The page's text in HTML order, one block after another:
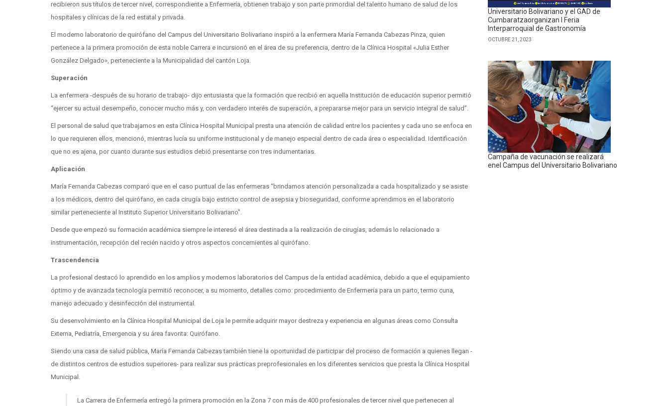
recibieron sus títulos de tercer nivel, correspondiente a Enfermería, obtienen trabajo y son parte primordial del talento humano de salud de los
hospitales y clínicas de la red estatal y privada.
El moderno laboratorio de quirófano del Campus del Universitario Bolivariano inspiró a la enfermera María Fernanda Cabezas Pinza, quien
pertenece a la primera promoción de esta noble Carrera e incursionó en el área de su preferencia, dentro de la Clínica Hospital «Julia Esther
González Delgado», perteneciente a la Municipalidad del cantón Loja.
Superación
La enfermera -después de su horario de trabajo- dijo entusiasta que la formación que recibió en aquella Institución de educación superior permitió
“ejercer su actual desempeño, conocer mucho más y, con verdadero interés de superación, a prepararse mejor para un servicio integral de salud”.
El personal de salud que trabajamos en esta Clínica Hospital Municipal presta una atención de calidad entre los pacientes y cada uno se enfoca en
lo que requieren ellos, mencionó, mientras lucía su uniforme institucional y de manejo especial dentro de cada área o especialidad. Identificación
que no es ajena, por cuanto durante sus estudios debió presentarse con tres indumentarias.
Aplicación
María Fernanda Cabezas comparó que en el caso puntual de las enfermeras “brindamos atención personalizada a cada hospitalizado y se asiste
a los médicos, dentro del quirófano, en cada cirugía bajo estricto control de asepsia y bioseguridad, conforme aprendimos en el laboratorio
similar perteneciente al Instituto Superior Universitario Bolivariano”.
Desde que empezó su formación académica siempre le interesó el área destinada a la realización de cirugías, además lo relacionado a
instrumentación, recepción del recién nacido y otros aspectos concernientes al quirófano.
Trascendencia
La profesional destacó lo aprendido en los amplios y modernos laboratorios del Campus de la entidad académica, debido a que el equipamiento
óptimo y de avanzada tecnología permitió reconocer, a su momento, detalles como: procedimiento de Enfermería para un parto, termo cuna,
manejo adecuado y desinfección del instrumental.
Su desenvolvimiento en la Clínica Hospital Municipal de Loja le permite adquirir mayor destreza y experiencia en algunas áreas como Consulta
Externa, Pediatría, Emergencia y su área favorita: Quirófano.
Siendo una casa de salud pública, María Fernanda Cabezas también tiene la oportunidad de participar del proceso de formación a quienes llegan -
de distintos centros de estudios superiores- para realizar sus prácticas preprofesionales en los diferentes servicios que presta la Clínica Hospital
Municipal.
La Carrera de Enfermería entregó la primera promoción en la Zona 7 con más de 400 profesionales de tercer nivel que pertenecen al
Universitario Bolivariano y el GAD de
Cumbaratzaorganizan I Feria
Interparroquial de Gastronomía
OCTUBRE 21, 2023
Campaña de vacunación se realizará
enel Campus del Universitario Bolivariano